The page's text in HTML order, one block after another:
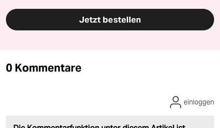
Jetzt bestellen
0 Kommentare
einloggen